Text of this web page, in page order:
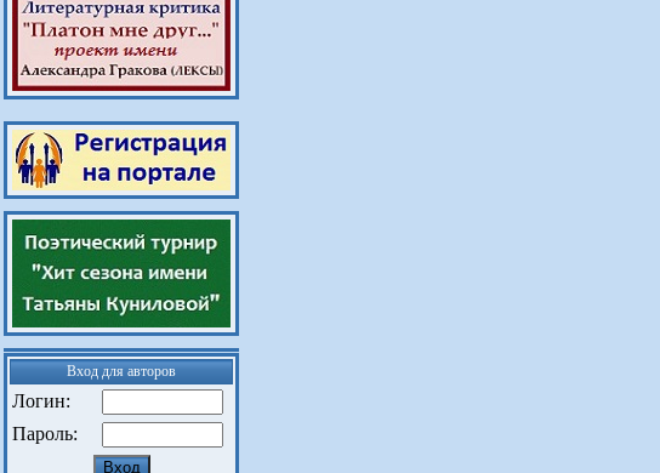
Вход для авторов
Логин:
Пароль: